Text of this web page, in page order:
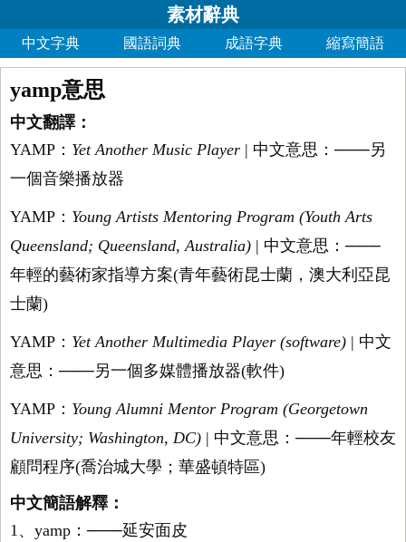
素材辭典
中文字典 國語詞典 成語字典 縮寫簡語
yamp意思
中文翻譯：
YAMP： Yet Another Music Player | 中文意思：───另
一個音樂播放器
YAMP： Young Artists Mentoring Program (Youth Arts
Queensland; Queensland, Australia) | 中文意思：───
年輕的藝術家指導方案(青年藝術昆士蘭，澳大利亞昆
士蘭)
YAMP： Yet Another Multimedia Player (software) | 中文
意思：───另一個多媒體播放器(軟件)
YAMP： Young Alumni Mentor Program (Georgetown
University; Washington, DC) | 中文意思：───年輕校友
顧問程序(喬治城大學；華盛頓特區)
中文簡語解釋：
1、yamp：───延安面皮